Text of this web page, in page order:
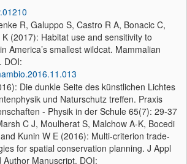
R, Galuppo S, Castro R A, Bonacic C,
(2017): Habitat use and sensitivity to
America’s smallest wildcat. Mammalian
DOI:
Die dunkle Seite des künstlichen Lichtes
und Naturschutz treffen. Praxis
- Physik in der Schule 65(7): 29-37
C J, Moulherat S, Malchow A-K, Bocedi
Kunin W E (2016): Multi-criterion trade-
for spatial conservation planning. J Appl
Author Manuscript. DOI: